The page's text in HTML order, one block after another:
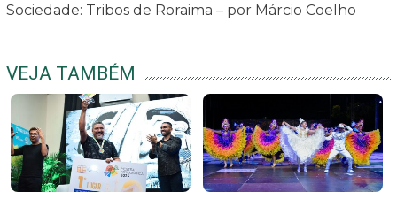
Sociedade: Tribos de Roraima – por Márcio Coelho
VEJA TAMBÉM